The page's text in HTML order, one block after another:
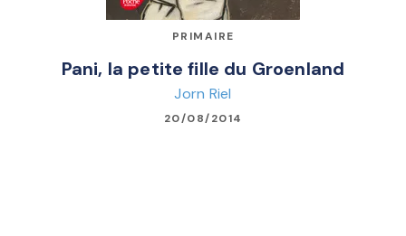
PRIMAIRE
Pani, la petite fille du Groenland
Jorn Riel
20/08/2014